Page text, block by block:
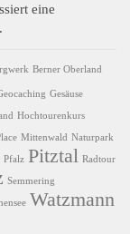
eine
Berner Oberland
Gesäuse
Hochtourenkurs
Mittenwald Naturpark
Pfalz Pitztal Radtour
Semmering
Watzmann